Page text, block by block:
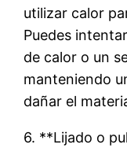
utilizar calor
Puedes
de calor o un
manteniendo
dañar el
6. **Lijado o